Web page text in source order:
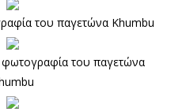
του παγετώνα Khumbu
φωτογραφία του παγετώνα